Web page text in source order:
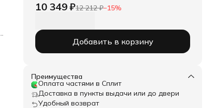
10 349 ₽12 212 ₽−15%
Добавить в корзину
Преимущества
Оплата частями в Сплит
Доставка в пункты выдачи или до двери
Удобный возврат